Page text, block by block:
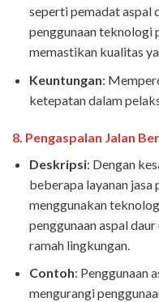
seperti pemadat aspal
penggunaan teknologi
memastikan kualitas
Keuntungan:
ketepatan dalam
8. Pengaspalan Jalan
Deskripsi: Dengan
beberapa layanan jasa
menggunakan
penggunaan aspal
ramah lingkungan.
Contoh: Penggunaan
mengurangi